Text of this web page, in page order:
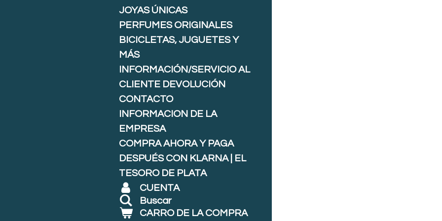
JOYAS ÚNICAS
PERFUMES ORIGINALES
BICICLETAS, JUGUETES Y
MÁS
INFORMACIÓN/SERVICIO AL
CLIENTE DEVOLUCIÓN
CONTACTO
INFORMACION DE LA
EMPRESA
COMPRA AHORA Y PAGA
DESPUÉS CON KLARNA | EL
TESORO DE PLATA
CUENTA
Buscar
CARRO DE LA COMPRA